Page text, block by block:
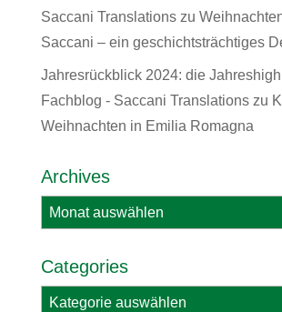
Saccani Translationszu
Saccani – ein geschichtsträchtiges
Jahresrückblick 2024: die
Fachblog - Saccani Translationszu
Weihnachten in Emilia Romagna
Archives
Archives
Categories
Categories